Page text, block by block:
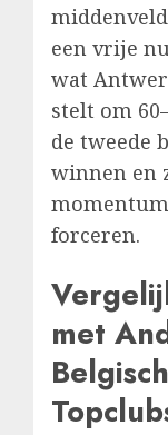
een vrije
wat
stelt om
de tweede
winnen en
forceren.
met